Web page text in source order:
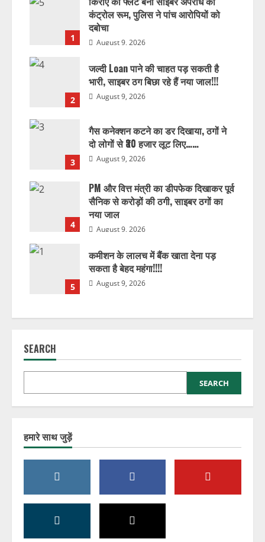
1
कंट्रोल रूम, पुलिस ने पांच आरोपियों को
दबोचा
August 9, 2026
2
जल्दी Loan पाने की चाहत पड़ सकती है
भारी, साइबर ठग बिछा रहे हैं नया जाल!!!
August 9, 2026
3
गैस कनेक्शन कटने का डर दिखाया, ठगों ने
दो लोगों से ₹30 हजार लूट लिए……
August 9, 2026
4
PM और वित्त मंत्री का डीपफेक दिखाकर पूर्व
सैनिक से करोड़ों की ठगी, साइबर ठगों का
नया जाल
August 9, 2026
5
कमीशन के लालच में बैंक खाता देना पड़
सकता है बेहद महंगा!!!!
August 9, 2026
SEARCH
SEARCH
हमारे साथ जुड़ें